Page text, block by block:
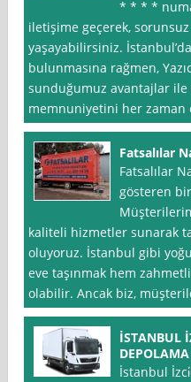
* * * *
iletişime geçerek,
yaşayabilirsiniz.
bulunmasına rağmen,
sunduğumuz avantajlar ile
memnuniyetini her zaman
Fatsalılar
Fatsalılar
gösteren
kaliteli hizmetler sunarak
oluyoruz. İstanbul gibi
eve taşınmak hem
olabilir. Ancak biz,
İSTANBUL
DEPOLAMA
İstanbul